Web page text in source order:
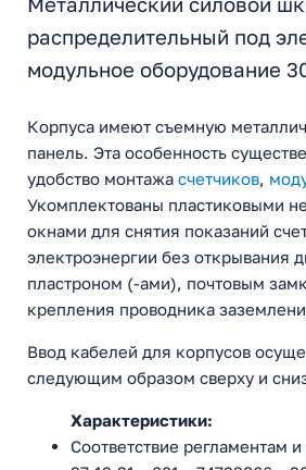
распределительный под
модульное оборудование
Корпуса имеют съемную
панель. Эта особенность
удобство монтажа счетчиков,
Укомплектованы пластиковыми
окнами для снятия показаний
электроэнергии без открывания
пластроном (-ами), почтовым
крепления проводника
Ввод кабелей для корпусов
следующим образом сверху и
Характеристики:
Соответствие регламентам